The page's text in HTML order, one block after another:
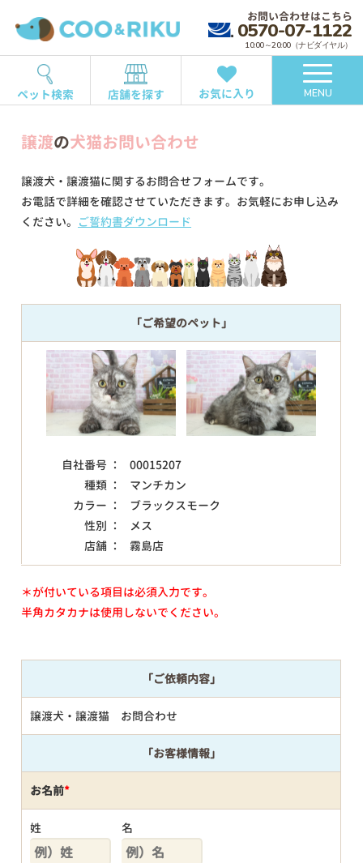
お問い合わせはこちら
0570-07-1122
10:00～20:00（ナビダイヤル）
ペット検索 店舗を探す お気に入り MENU
譲渡の犬猫お問い合わせ
譲渡犬・譲渡猫に関するお問合せフォームです。
お電話で詳細を確認させていただきます。お気軽にお申し込み
ください。 ご誓約書ダウンロード
「ご希望のペット」
自社番号 ：
00015207
種類 ：
マンチカン
カラー ：
ブラックスモーク
性別 ：
メス
店舗 ：
霧島店
＊が付いている項目は必須入力です。
半角カタカナは使用しないでください。
「ご依頼内容」
譲渡犬・譲渡猫 お問合わせ
「お客様情報」
お名前*
姓 名